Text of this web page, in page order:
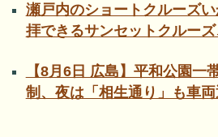
瀬戸内のショートクルーズ
拝できるサンセットクルー
【8月6日 広島】平和公園一
制、夜は「相生通り」も車